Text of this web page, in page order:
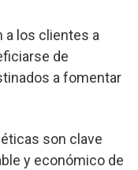
a los clientes a
de
a fomentar
son clave
y económico de